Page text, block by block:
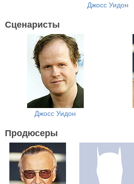
Джосс Уидон
Сценаристы
Джосс Уидон
Продюсеры